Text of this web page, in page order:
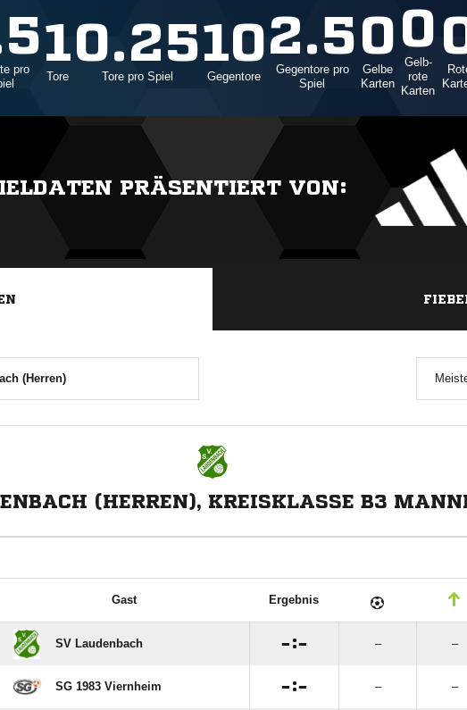
pro
1
Tore
0.25
Tore pro Spiel
10
Gegentore
2.5
Gegentore pro
Spiel
0
Gelbe
Karten
0
Gelb-
rote
Karten
PRÄSENTIERT VON:
(Herren)
(HERREN), KREISKLASSE B3
Gast Ergebnis
SV Laudenbach : – –
SG 1983 Viernheim : – –